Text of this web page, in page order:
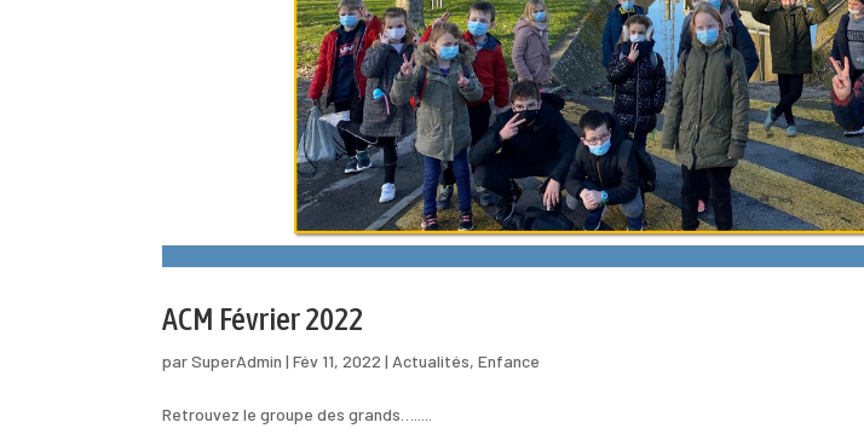
ACM Février 2022
parSuperAdmin |Fév 11, 2022 | Actualités,Enfance
Retrouvez le groupe des grands….....